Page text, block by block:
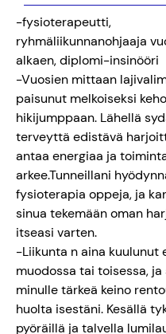
-fysioterapeutti,
ryhmäliikunnanohjaaja
alkaen, diplomi-insinööri
-Vuosien mittaan
paisunut melkoiseksi
hikijumppaan. Lähellä
terveyttä edistävä
antaa energiaa ja
arkee.Tunneillani
fysioterapia oppeja, ja
sinua tekemään oman
itseasi varten.
-Liikunta n aina kuulunut
muodossa tai toisessa, ja
minulle tärkeä keino
huolta isestäni. Kesällä
pyöräillä ja talvella